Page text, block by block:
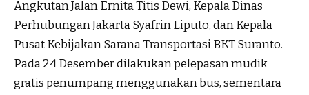
Angkutan Jalan Ernita Titis Dewi, Kepala Dinas
Perhubungan Jakarta Syafrin Liputo, dan Kepala
Pusat Kebijakan Sarana Transportasi BKT Suranto.
Pada 24 Desember dilakukan pelepasan mudik
gratis penumpang menggunakan bus, sementara